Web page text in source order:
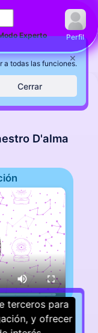
Experto Perfil
×
a todas las funciones.
Cerrar
D'alma
terceros para
y ofrecer